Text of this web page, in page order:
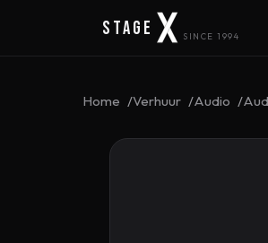
Stage SINCE 1994
Home Verhuur Audio